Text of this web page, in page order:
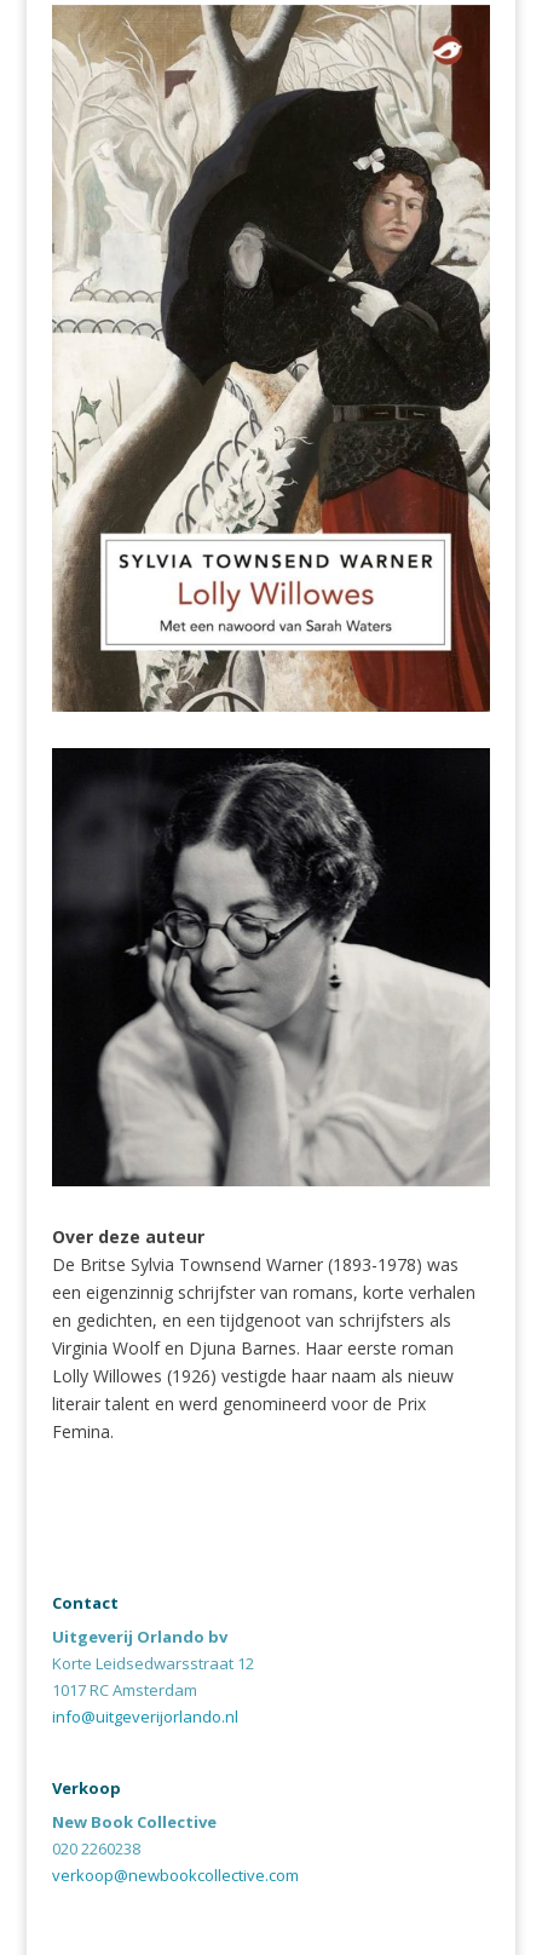
Over deze auteur
De Britse Sylvia Townsend Warner (1893-1978) was
een eigenzinnig schrijfster van romans, korte verhalen
en gedichten, en een tijdgenoot van schrijfsters als
Virginia Woolf en Djuna Barnes. Haar eerste roman
Lolly Willowes (1926) vestigde haar naam als nieuw
literair talent en werd genomineerd voor de Prix
Femina.
Contact
Uitgeverij Orlando bv
Korte Leidsedwarsstraat 12
1017 RC Amsterdam
info@uitgeverijorlando.nl
Verkoop
New Book Collective
020 2260238
verkoop@newbookcollective.com